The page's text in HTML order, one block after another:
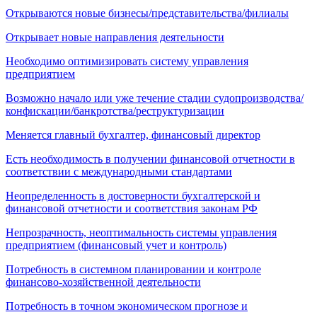
Открываются новые бизнесы/представительства/филиалы
Открывает новые направления деятельности
Необходимо оптимизировать систему управления
предприятием
Возможно начало или уже течение стадии судопроизводства/
конфискации/банкротства/реструктуризации
Меняется главный бухгалтер, финансовый директор
Есть необходимость в получении финансовой отчетности в
соответствии с международными стандартами
Неопределенность в достоверности бухгалтерской и
финансовой отчетности и соответствия законам РФ
Непрозрачность, неоптимальность системы управления
предприятием (финансовый учет и контроль)
Потребность в системном планировании и контроле
финансово-хозяйственной деятельности
Потребность в точном экономическом прогнозе и